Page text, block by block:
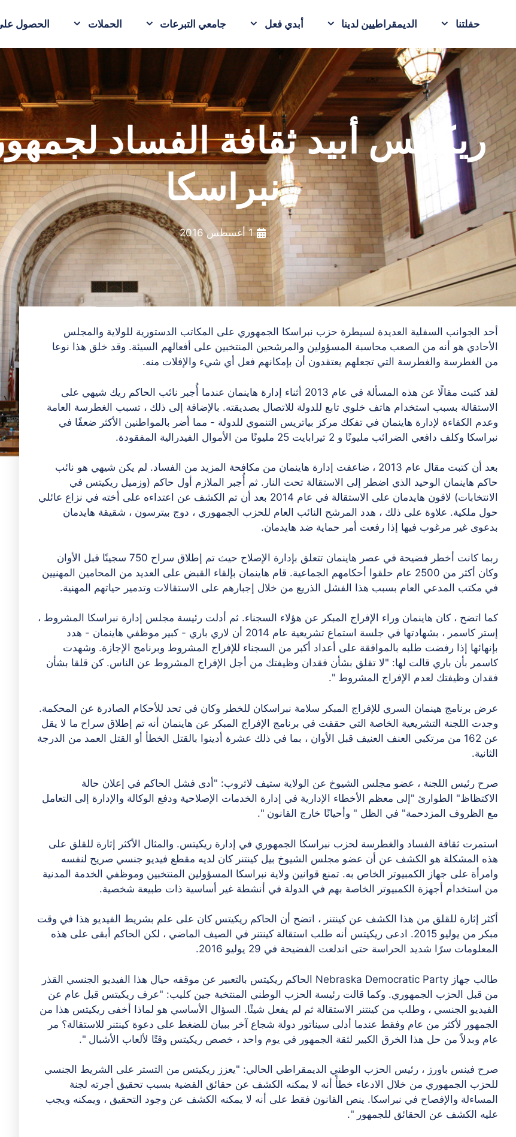
حفلتنا الديمقراطيين لدينا أبدي فعل جامعي التبرعات الحملات الحصول على
ريكيتس أبيد ثقافة الفساد
نبراسكا
1 أغسطس 2016
أحد الجوانب السفلية العديدة لسيطرة حزب نبراسكا الجمهوري على المكاتب الدستورية للولاية والمجلس
الأحادي هو أنه من الصعب محاسبة المسؤولين والمرشحين المنتخبين على أفعالهم السيئة. وقد خلق هذا نوعا
من الغطرسة والغطرسة التي تجعلهم يعتقدون أن بإمكانهم فعل أي شيء والإفلات منه.
لقد كتبت مقالًا عن هذه المسألة في عام 2013 أثناء إدارة هاينمان عندما أُجبر نائب الحاكم ريك شيهي على
الاستقالة بسبب استخدام هاتف خلوي تابع للدولة للاتصال بصديقته. بالإضافة إلى ذلك ، تسبب الغطرسة العامة
وعدم الكفاءة لإدارة هاينمان في تفكك مركز بياتريس التنموي للدولة - مما أضر بالمواطنين الأكثر ضعفًا في
نبراسكا وكلف دافعي الضرائب مليونًا و 2 تيرابايت 25 مليونًا من الأموال الفيدرالية المفقودة.
بعد أن كتبت مقال عام 2013 ، ضاعفت إدارة هاينمان من مكافحة المزيد من الفساد. لم يكن شيهي هو نائب
حاكم هاينمان الوحيد الذي اضطر إلى الاستقالة تحت النار. ثم أُجبر الملازم أول حاكم (وزميل ريكيتس في
الانتخابات) لافون هايدمان على الاستقالة في عام 2014 بعد أن تم الكشف عن اعتداءه على أخته في نزاع عائلي
حول ملكية. علاوة على ذلك ، هدد المرشح النائب العام للحزب الجمهوري ، دوج بيترسون ، شقيقة هايدمان
بدعوى غير مرغوب فيها إذا رفعت أمر حماية ضد هايدمان.
ربما كانت أخطر فضيحة في عصر هاينمان تتعلق بإدارة الإصلاح حيث تم إطلاق سراح 750 سجينًا قبل الأوان
وكان أكثر من 2500 عام حلقوا أحكامهم الجماعية. قام هاينمان بإلقاء القبض على العديد من المحامين المهنيين
في مكتب المدعي العام بسبب هذا الفشل الذريع من خلال إجبارهم على الاستقالات وتدمير حياتهم المهنية.
كما اتضح ، كان هاينمان وراء الإفراج المبكر عن هؤلاء السجناء. ثم أدلت رئيسة مجلس إدارة نبراسكا المشروط ،
إستر كاسمر ، بشهادتها في جلسة استماع تشريعية عام 2014 أن لاري باري - كبير موظفي هاينمان - هدد
بإنهائها إذا رفضت طلبه بالموافقة على أعداد أكبر من السجناء للإفراج المشروط وبرنامج الإجازة. وشهدت
كاسمر بأن باري قالت لها: "لا تقلق بشأن فقدان وظيفتك من أجل الإفراج المشروط عن الناس. كن قلقا بشأن
فقدان وظيفتك لعدم الإفراج المشروط ".
عرض برنامج هينمان السري للإفراج المبكر سلامة نبراسكان للخطر وكان في تحد للأحكام الصادرة عن المحكمة.
وجدت اللجنة التشريعية الخاصة التي حققت في برنامج الإفراج المبكر عن هاينمان أنه تم إطلاق سراح ما لا يقل
عن 162 من مرتكبي العنف العنيف قبل الأوان ، بما في ذلك عشرة أدينوا بالقتل الخطأ أو القتل العمد من الدرجة
الثانية.
صرح رئيس اللجنة ، عضو مجلس الشيوخ عن الولاية ستيف لاثروب: "أدى فشل الحاكم في إعلان حالة
الاكتظاظ" الطوارئ "إلى معظم الأخطاء الإدارية في إدارة الخدمات الإصلاحية ودفع الوكالة والإدارة إلى التعامل
مع الظروف المزدحمة" في الظل " وأحيانًا خارج القانون ".
استمرت ثقافة الفساد والغطرسة لحزب نبراسكا الجمهوري في إدارة ريكيتس. والمثال الأكثر إثارة للقلق على
هذه المشكلة هو الكشف عن أن عضو مجلس الشيوخ بيل كينتنر كان لديه مقطع فيديو جنسي صريح لنفسه
وامرأة على جهاز الكمبيوتر الخاص به. تمنع قوانين ولاية نبراسكا المسؤولين المنتخبين وموظفي الخدمة المدنية
من استخدام أجهزة الكمبيوتر الخاصة بهم في الدولة في أنشطة غير أساسية ذات طبيعة شخصية.
أكثر إثارة للقلق من هذا الكشف عن كينتنر ، اتضح أن الحاكم ريكيتس كان على علم بشريط الفيديو هذا في وقت
مبكر من يوليو 2015. ادعى ريكيتس أنه طلب استقالة كينتنر في الصيف الماضي ، لكن الحاكم أبقى على هذه
المعلومات سرًا شديد الحراسة حتى اندلعت الفضيحة في 29 يوليو 2016.
طالب جهاز Nebraska Democratic Party الحاكم ريكيتس بالتعبير عن موقفه حيال هذا الفيديو الجنسي القذر
من قبل الحزب الجمهوري. وكما قالت رئيسة الحزب الوطني المنتخبة جين كليب: "عرف ريكيتس قبل عام عن
الفيديو الجنسي ، وطلب من كينتنر الاستقالة ثم لم يفعل شيئًا. السؤال الأساسي هو لماذا أخفى ريكيتس هذا من
الجمهور لأكثر من عام وفقط عندما أدلى سيناتور دولة شجاع آخر ببيان للضغط على دعوة كينتنر للاستقالة؟ مر
عام وبدلاً من حل هذا الخرق الكبير لثقة الجمهور في يوم واحد ، خصص ريكيتس وقتًا لألعاب الأشبال ".
صرح فينس باورز ، رئيس الحزب الوطني الديمقراطي الحالي: "يعزز ريكيتس من التستر على الشريط الجنسي
للحزب الجمهوري من خلال الادعاء خطأً أنه لا يمكنه الكشف عن حقائق القضية بسبب تحقيق أجرته لجنة
المساءلة والإفصاح في نبراسكا. ينص القانون فقط على أنه لا يمكنه الكشف عن وجود التحقيق ، ويمكنه ويجب
عليه الكشف عن الحقائق للجمهور ".